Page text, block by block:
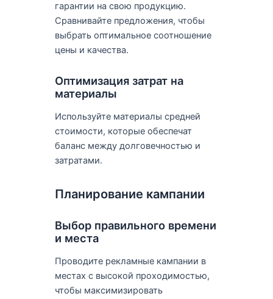
гарантии на свою продукцию.
Сравнивайте предложения, чтобы
выбрать оптимальное соотношение
цены и качества.
Оптимизация затрат на
материалы
Используйте материалы средней
стоимости, которые обеспечат
баланс между долговечностью и
затратами.
Планирование кампании
Выбор правильного времени
и места
Проводите рекламные кампании в
местах с высокой проходимостью,
чтобы максимизировать